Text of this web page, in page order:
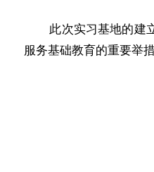
此次实习基地的建
服务基础教育的重要举措